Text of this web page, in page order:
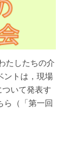
たしたちの介
ントは，現場
いて発表す
ら（「第一回